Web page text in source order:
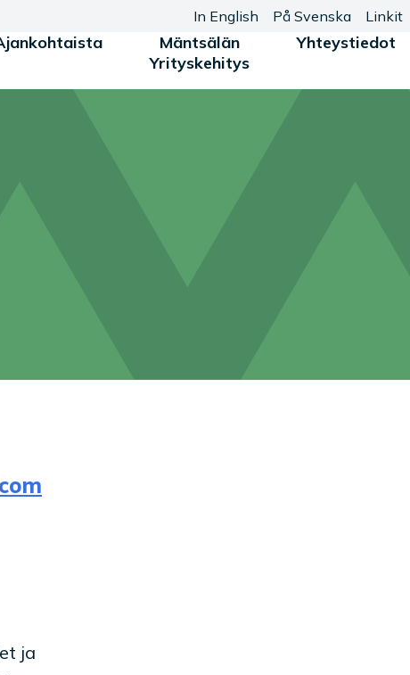
Mäntsälän
Yrityskehitys
Yhteystiedot
In English På Svenska Linkit
ja